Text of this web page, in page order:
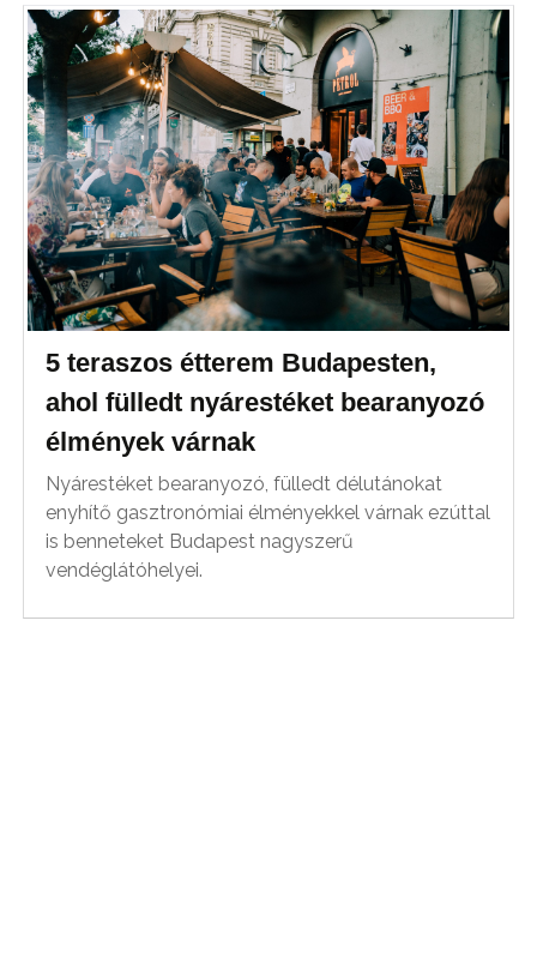
5 teraszos étterem Budapesten,
ahol fülledt nyárestéket bearanyozó
élmények várnak
Nyárestéket bearanyozó, fülledt délutánokat
enyhítő gasztronómiai élményekkel várnak ezúttal
is benneteket Budapest nagyszerű
vendéglátóhelyei.